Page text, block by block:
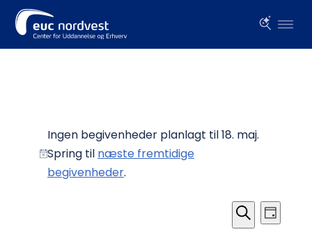
for
18.
maj
Notice
Ingen begivenheder planlagt til 18. maj.
Spring til næste fremtidige
begivenheder.
Søgning
Søg
Dag